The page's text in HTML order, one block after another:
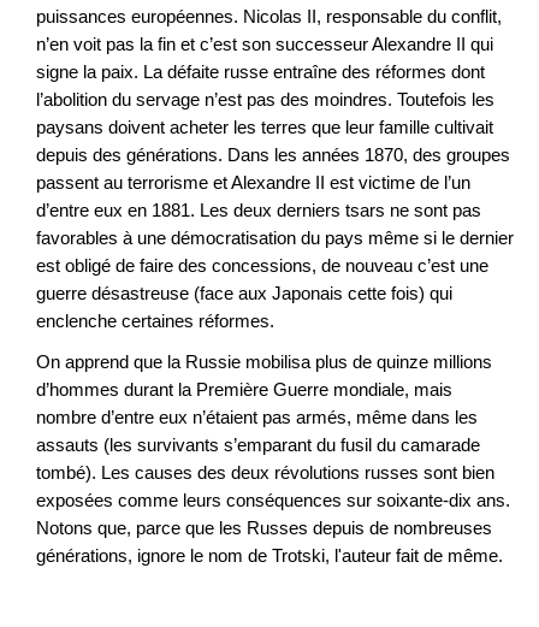
puissances européennes. Nicolas II, responsable du conflit,
n’en voit pas la fin et c’est son successeur Alexandre II qui
signe la paix. La défaite russe entraîne des réformes dont
l’abolition du servage n’est pas des moindres. Toutefois les
paysans doivent acheter les terres que leur famille cultivait
depuis des générations. Dans les années 1870, des groupes
passent au terrorisme et Alexandre II est victime de l’un
d’entre eux en 1881. Les deux derniers tsars ne sont pas
favorables à une démocratisation du pays même si le dernier
est obligé de faire des concessions, de nouveau c’est une
guerre désastreuse (face aux Japonais cette fois) qui
enclenche certaines réformes.
On apprend que la Russie mobilisa plus de quinze millions
d’hommes durant la Première Guerre mondiale, mais
nombre d’entre eux n’étaient pas armés, même dans les
assauts (les survivants s’emparant du fusil du camarade
tombé). Les causes des deux révolutions russes sont bien
exposées comme leurs conséquences sur soixante-dix ans.
Notons que, parce que les Russes depuis de nombreuses
générations, ignore le nom de Trotski, l'auteur fait de même.